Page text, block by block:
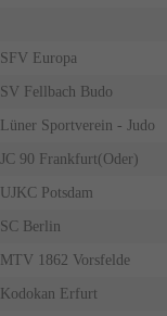
SFV Europa
SV Fellbach Budo
Lüner Sportverein - Judo
JC 90 Frankfurt(Oder)
UJKC Potsdam
SC Berlin
MTV 1862 Vorsfelde
Kodokan Erfurt